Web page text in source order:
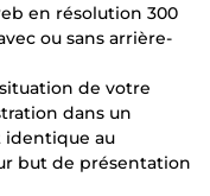
en résolution 300
ou sans arrière-
de votre
dans un
identique au
but de présentation